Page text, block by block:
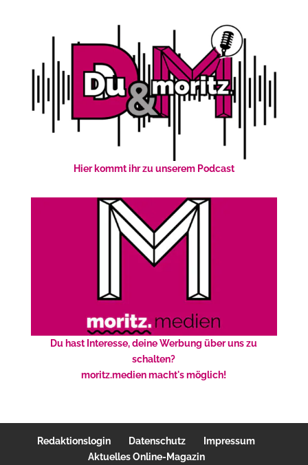
Hier kommt ihr zu unserem Podcast
Du hast Interesse, deine Werbung über uns zu
schalten?
moritz.medien macht's möglich!
Redaktionslogin Datenschutz
Impressum
Aktuelles Online-Magazin